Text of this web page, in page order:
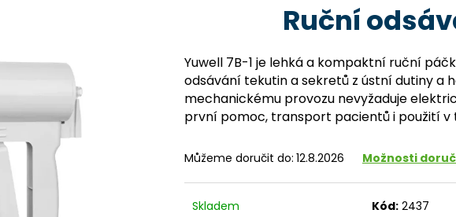
z
5
hvězdiček.
Ruční
Yuwell 7B-1 je lehká a kompaktní ruční
odsávání tekutin a sekretů z ústní dutiny a
mechanickému provozu nevyžaduje
první pomoc, transport pacientů i použití v
Můžeme doručit do: 12.8.2026 Možnosti
Skladem Kód: 2437
Doporučujeme